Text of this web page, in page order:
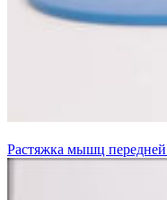
Растяжка мышц передней